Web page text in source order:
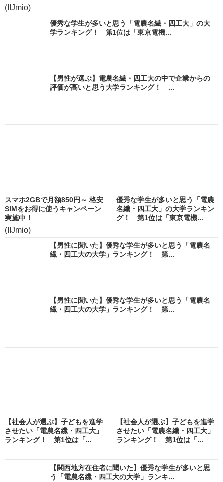
(IIJmio)
優秀な学生が多いと思う「電農名繊・四工大」の大
学ランキング！ 第1位は「東京電機...
【男性が選ぶ】電農名繊・四工大の中で企業からの
評価が高いと思う大学ランキング！ ...
スマホ2GBで月額850円～ 格安
SIMをお得に使うキャンペーン
実施中！
(IIJmio)
優秀な学生が多いと思う「電農
名繊・四工大」の大学ランキン
グ！ 第1位は「東京電機...
【男性に聞いた】優秀な学生が多いと思う「電農名
繊・四工大の大学」ランキング！ 第...
【男性に聞いた】優秀な学生が多いと思う「電農名
繊・四工大の大学」ランキング！ 第...
【社会人が選ぶ】子どもを進学
させたい「電農名繊・四工大」
ランキング！ 第1位は「...
【社会人が選ぶ】子どもを進学
させたい「電農名繊・四工大」
ランキング！ 第1位は「...
【関西地方在住者に聞いた】優秀な学生が多いと思
う「電農名繊・四工大の大学」ランキ...